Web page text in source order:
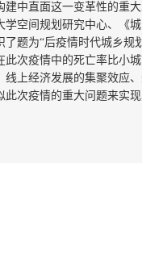
建中直面这一变革性的重
学空间规划研究中心、《
了题为“后疫情时代城乡规
此次疫情中的死亡率比小
线上经济发展的集聚效应
此次疫情的重大问题来实